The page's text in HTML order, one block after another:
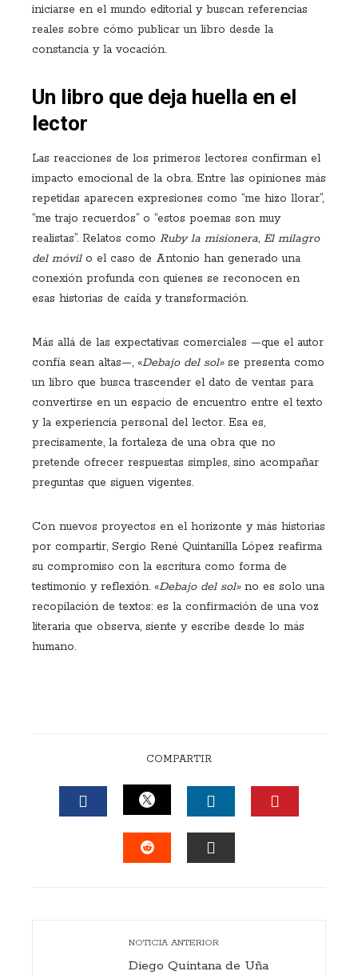
iniciarse en el mundo editorial y buscan referencias
reales sobre cómo publicar un libro desde la
constancia y la vocación.
Un libro que deja huella en el
lector
Las reacciones de los primeros lectores confirman el
impacto emocional de la obra. Entre las opiniones más
repetidas aparecen expresiones como “me hizo llorar”,
“me trajo recuerdos” o “estos poemas son muy
realistas”. Relatos como Ruby la misionera, El milagro
del móvilo el caso de Antonio han generado una
conexión profunda con quienes se reconocen en
esas historias de caída y transformación.
Más allá de las expectativas comerciales —que el autor
confía sean altas—, «Debajo del sol»se presenta como
un libro que busca trascender el dato de ventas para
convertirse en un espacio de encuentro entre el texto
y la experiencia personal del lector. Esa es,
precisamente, la fortaleza de una obra que no
pretende ofrecer respuestas simples, sino acompañar
preguntas que siguen vigentes.
Con nuevos proyectos en el horizonte y más historias
por compartir, Sergio René Quintanilla López reafirma
su compromiso con la escritura como forma de
testimonio y reflexión. «Debajo del sol»no es solo una
recopilación de textos: es la confirmación de una voz
literaria que observa, siente y escribe desde lo más
humano.
COMPARTIR
FACEBOOKTWITTERLINKEDIN
NOTICIA ANTERIOR
Diego Quintana de Uña